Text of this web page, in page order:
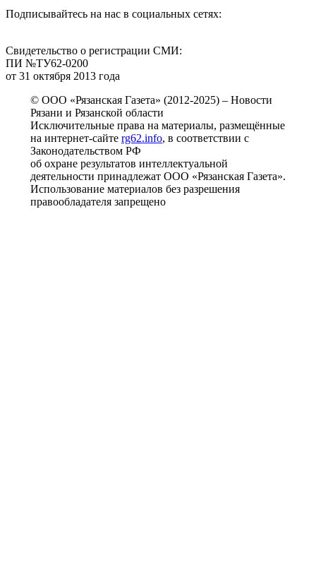
Подписывайтесь на нас в социальных сетях:
Свидетельство о регистрации СМИ:
ПИ №ТУ62-0200
от 31 октября 2013 года
© ООО «Рязанская Газета» (2012-2025) – Новости
Рязани и Рязанской области
Исключительные права на материалы, размещённые
на интернет-сайте rg62.info, в соответствии с
Законодательством РФ
об охране результатов интеллектуальной
деятельности принадлежат ООО «Рязанская Газета».
Использование материалов без разрешения
правообладателя запрещено